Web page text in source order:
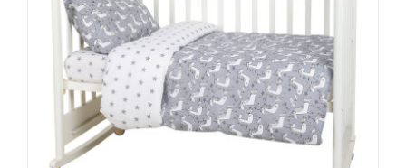
веселый рисунок, высокая устойчивость к частым
стиркам – очень важные параметр..